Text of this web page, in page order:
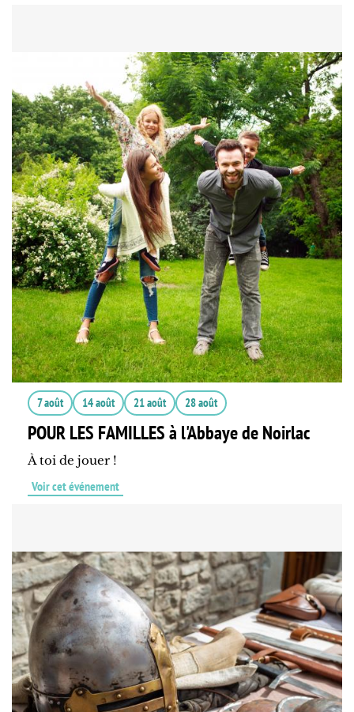
7 août 14 août 21 août 28 août
POUR LES FAMILLES à l'Abbaye de Noirlac
À toi de jouer !
Voir cet événement